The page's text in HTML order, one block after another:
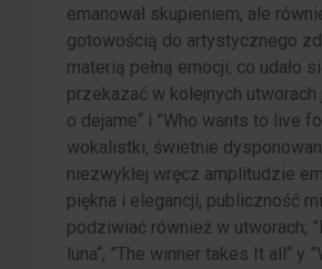
emanował skupieniem, ale
gotowością do artystycznego
materią pełną emocji, co udało
przekazać w kolejnych utworach
o dejame“ i ”Who wants to live
wokalistki, świetnie
niezwykłej wręcz amplitudzie
piękna i elegancji, publiczność
podziwiać również w utworach;
luna“, ”The winner takes It all“ y